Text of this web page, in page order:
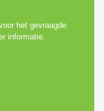
het gevraagde
informatie.